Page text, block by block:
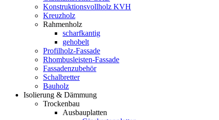
Konstruktionsvollholz KVH
Kreuzholz
Rahmenholz
scharfkantig
gehobelt
Profilholz-Fassade
Rhombusleisten-Fassade
Fassadenzubehör
Schalbretter
Bauholz
Isolierung & Dämmung
Trockenbau
Ausbauplatten